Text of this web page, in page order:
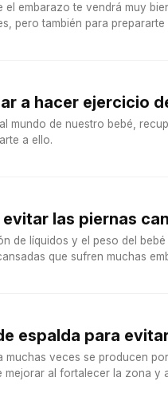
el embarazo te vendrá muy
pero también para
a hacer ejercicio
mundo de nuestro bebé,
a ello.
las piernas
de líquidos y el peso del
que sufren muchas
espalda para
muchas veces se producen
mejorar al fortalecer la zona y